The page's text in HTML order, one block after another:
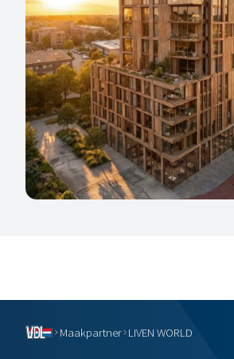
Maakpartner LIVEN WORLD